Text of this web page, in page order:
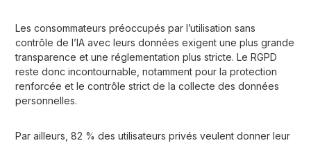
Les consommateurs préoccupés par l’utilisation sans
contrôle de l’IA avec leurs données exigent une plus grande
transparence et une réglementation plus stricte. Le RGPD
reste donc incontournable, notamment pour la protection
renforcée et le contrôle strict de la collecte des données
personnelles.
Par ailleurs, 82 % des utilisateurs privés veulent donner leur